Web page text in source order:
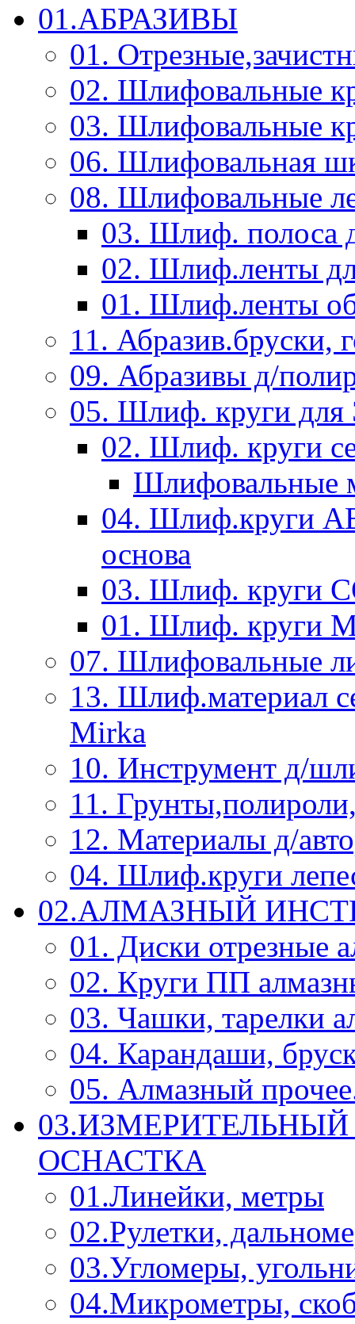
01.АБРАЗИВЫ
01.
02. Шлифовальные
03. Шлифовальные
06. Шлифовальная
08. Шлифовальные
03. Шлиф.
02. Шлиф.ленты
01. Шлиф.ленты
11. Абразив.бруски,
09. Абразивы д/
05. Шлиф. круги
02. Шлиф. круги
Шлифовальные
04. Шлиф.круги
основа
03. Шлиф. круги
01. Шлиф. круги
07. Шлифовальные
13. Шлиф.материал
Mirka
10. Инструмент д/
11.
12. Материалы д/
04. Шлиф.круги
02.АЛМАЗНЫЙ
01. Диски отрезные
02. Круги ПП
03. Чашки, тарелки
04. Карандаши,
05. Алмазный
ОСНАСТКА
01.Линейки, метры
02.Рулетки,
03.Угломеры,
04.Микрометры,